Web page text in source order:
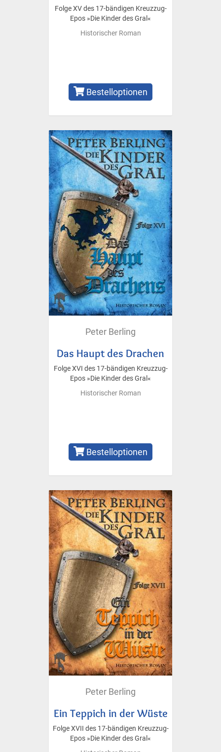
Folge XV des 17-bändigen Kreuzzug-
Epos »Die Kinder des Gral«
Historischer Roman
Bestelloptionen
Peter Berling
Das Haupt des Drachen
Folge XVI des 17-bändigen Kreuzzug-
Epos »Die Kinder des Gral«
Historischer Roman
Bestelloptionen
Peter Berling
Ein Teppich in der Wüste
Folge XVII des 17-bändigen Kreuzzug-
Epos »Die Kinder des Gral«